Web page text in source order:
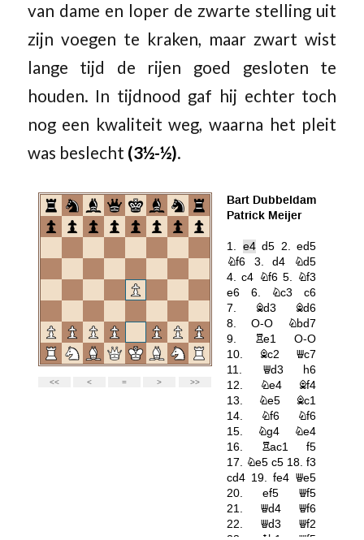
van dame en loper de zwarte stelling uit
zijn voegen te kraken, maar zwart wist
lange tijd de rijen goed gesloten te
houden. In tijdnood gaf hij echter toch
nog een kwaliteit weg, waarna het pleit
was beslecht (3½-½).